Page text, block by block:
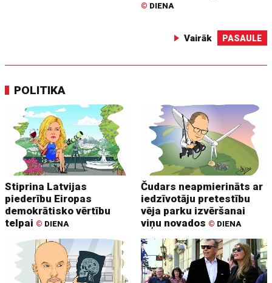
© DIENA
Vairāk PASAULE
POLITIKA
Stiprina Latvijas
piederību Eiropas
demokrātisko vērtību
telpai © DIENA
Čudars neapmierināts ar
iedzīvotāju pretestību
vēja parku izvēršanai
viņu novados © DIENA